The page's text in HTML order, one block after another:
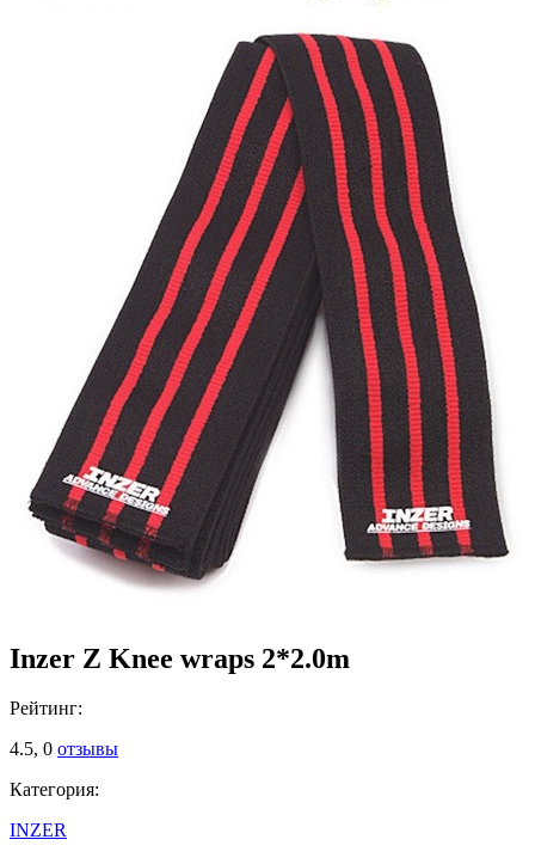
Inzer Z Knee wraps 2*2.0m
Рейтинг:
4.5, 0 отзывы
Категория:
INZER